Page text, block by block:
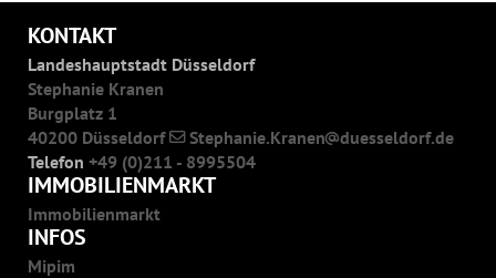
KONTAKT
Landeshauptstadt Düsseldorf
Stephanie Kranen
Burgplatz 1
40200 Düsseldorf
Stephanie.Kranen
duesseldorf.de
Telefon +49 (0)211 - 8995504
IMMOBILIENMARKT
Immobilienmarkt
INFOS
Mipim